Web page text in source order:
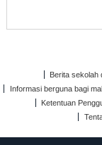
Berita sekolah
Informasi berguna bagi
Ketentuan